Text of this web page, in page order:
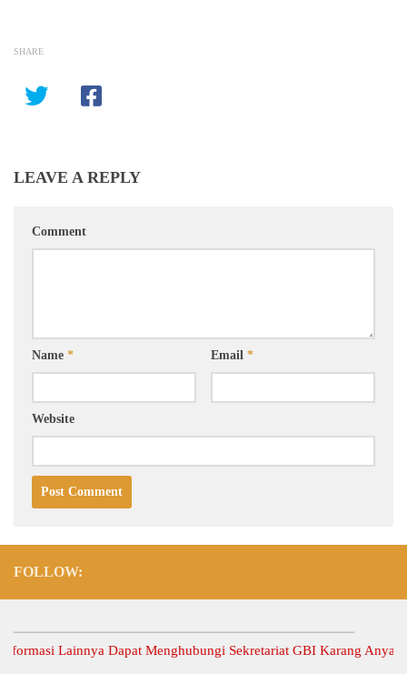
SHARE
LEAVE A REPLY
Comment
Name * Email *
Website
FOLLOW:
Lainnya Dapat Menghubungi Sekretariat GBI Karang Anyar.